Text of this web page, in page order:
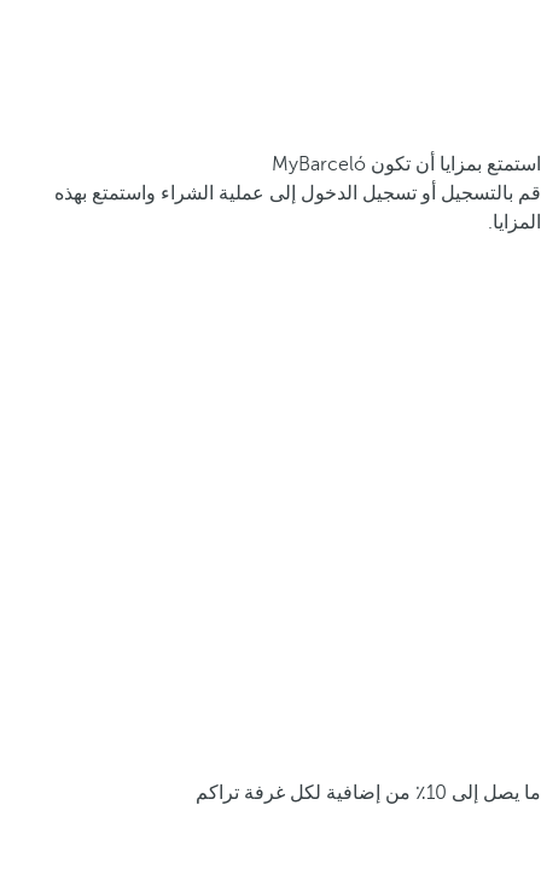
استمتع بمزايا أن تكون MyBarceló
قم بالتسجيل أو تسجيل الدخول إلى عملية الشراء واستمتع بهذه
المزايا.
ما يصل إلى 10٪ من إضافية لكل غرفة تراكم